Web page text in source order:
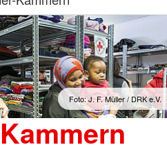
Foto: J. F. Müller / DRK e.V.